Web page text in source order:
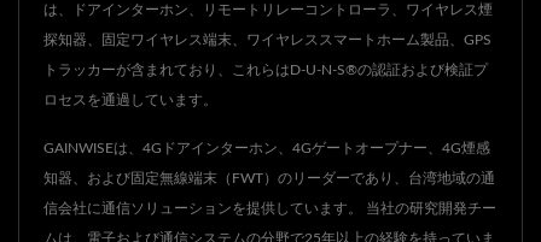
は、ドアインターホン、リモートリレーコントローラ、ワイヤレス煙
探知器、固定ワイヤレス端末、ワイヤレススマートホーム製品、GPS
トラッカーが含まれており、これらはD-U-N-S®の認証および検証プ
ロセスを通過しています。
GAINWISEは、4Gドアインターホン、4Gゲートオープナー、4G煙感
知器、および固定無線端末（FWT）のリーダーであり、台湾地域の通
信会社に通信ソリューションを提供しています。 当社の研究開発チー
ムは、電子および通信システムの分野で25年以上の経験を持っていま